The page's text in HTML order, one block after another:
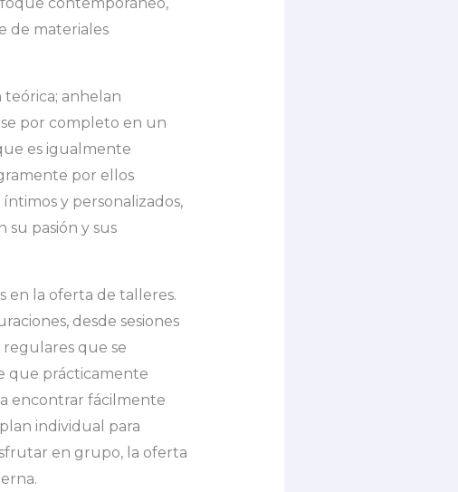
de materiales
teórica; anhelan
por completo en un
es igualmente
por ellos
y personalizados,
su pasión y sus
en la oferta de talleres.
desde sesiones
regulares que se
que prácticamente
encontrar fácilmente
individual para
en grupo, la oferta